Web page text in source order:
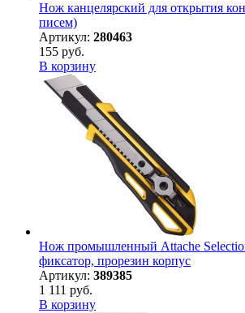
Нож канцелярский для открытия
писем)
Артикул: 280463
155 руб.
В корзину
Нож промышленный Attache
фиксатор, прорезин корпус
Артикул: 389385
1 111 руб.
В корзину